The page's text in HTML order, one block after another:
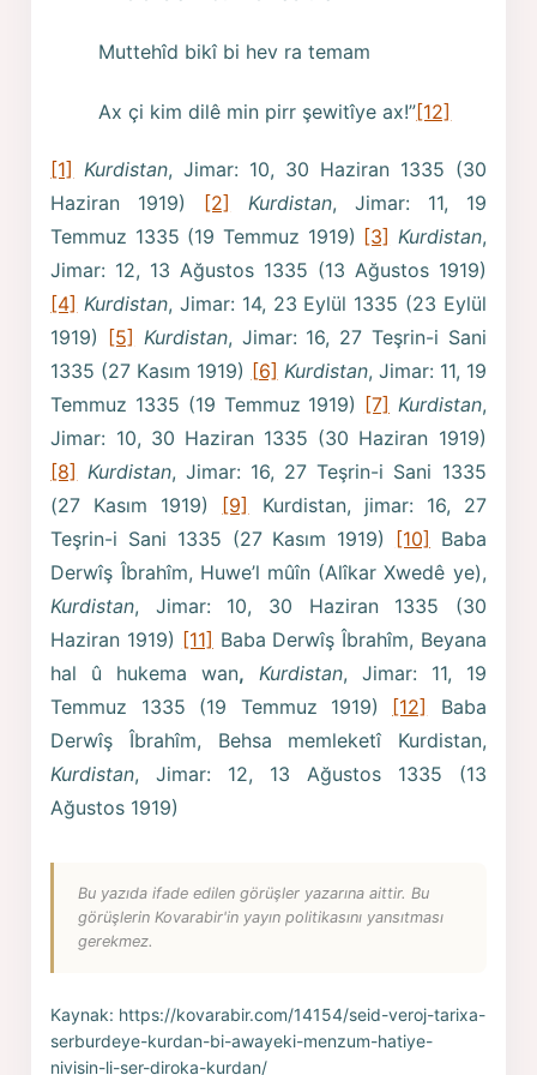
Muttehîd bikî bi hev ra temam
Ax çi kim dilê min pirr şewitîye ax!”[12]
[1] Kurdistan, Jimar: 10, 30 Haziran 1335 (30
Haziran 1919)
[2] Kurdistan, Jimar: 11, 19
Temmuz 1335 (19 Temmuz 1919) [3] Kurdistan,
Jimar: 12, 13 Ağustos 1335 (13 Ağustos 1919)
[4] Kurdistan, Jimar: 14, 23 Eylül 1335 (23 Eylül
1919)
[5] Kurdistan, Jimar: 16, 27 Teşrin-i Sani
1335 (27 Kasım 1919) [6] Kurdistan, Jimar: 11, 19
Temmuz 1335 (19 Temmuz 1919) [7] Kurdistan,
Jimar: 10, 30 Haziran 1335 (30 Haziran 1919)
[8] Kurdistan, Jimar: 16, 27 Teşrin-i Sani 1335
(27 Kasım 1919)
[9]
Kurdistan, jimar: 16, 27
Teşrin-i Sani 1335 (27 Kasım 1919)
[10]
Baba
Derwîş Îbrahîm, Huwe’l mûîn (Alîkar Xwedê ye),
Kurdistan, Jimar: 10, 30 Haziran 1335 (30
Haziran 1919) [11] Baba Derwîş Îbrahîm, Beyana
hal û hukema wan, Kurdistan, Jimar: 11, 19
Temmuz 1335 (19 Temmuz 1919)
[12]
Baba
Derwîş Îbrahîm, Behsa memleketî Kurdistan,
Kurdistan, Jimar: 12, 13 Ağustos 1335 (13
Ağustos 1919)
Bu yazıda ifade edilen görüşler yazarına aittir. Bu
görüşlerin Kovarabir'in yayın politikasını yansıtması
gerekmez.
Kaynak: https://kovarabir.com/14154/seid-veroj-tarixa-
serburdeye-kurdan-bi-awayeki-menzum-hatiye-
nivisin-li-ser-diroka-kurdan/